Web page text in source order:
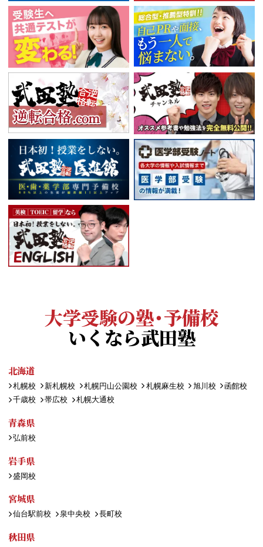
大学受験の塾・予備校
いくなら武田塾
北海道
札幌校 新札幌校 札幌円山公園校 札幌麻生校 旭川校
函館校
千歳校
帯広校 札幌大通校
青森県
弘前校
岩手県
盛岡校
宮城県
仙台駅前校 泉中央校 長町校
秋田県